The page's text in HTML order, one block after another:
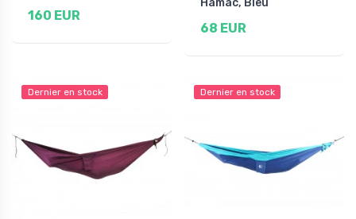
160 EUR
Hamac, Bleu
68 EUR
Dernier en stock Dernier en stock